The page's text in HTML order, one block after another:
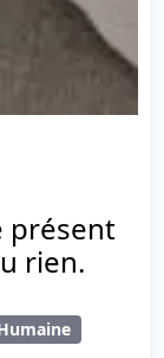
présent
rien.